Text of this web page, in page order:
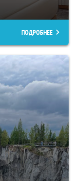
ПОДРОБНЕЕ